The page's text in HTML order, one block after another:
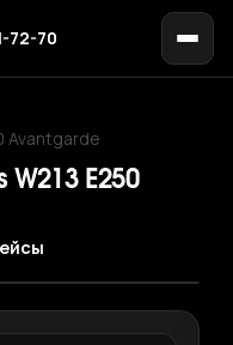
72-70
Avantgarde
W213 E250